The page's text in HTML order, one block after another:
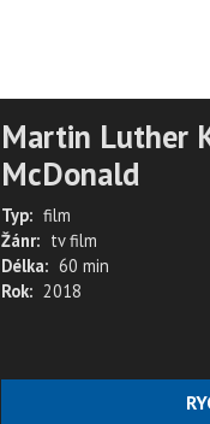
Martin Luther
McDonald
Typ: film
Žánr: tv film
Délka: 60 min
Rok: 2018